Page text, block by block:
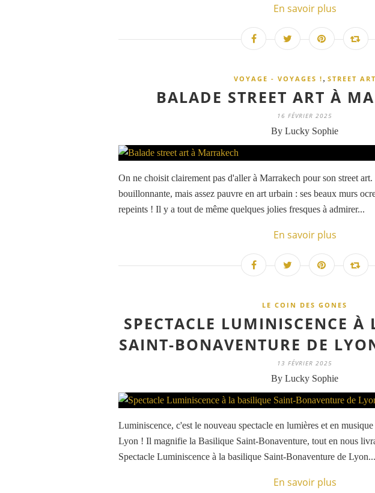
En savoir plus
VOYAGE - VOYAGES ! , STREET ART
BALADE STREET ART À
16 FÉVRIER 2025
By Lucky Sophie
On ne choisit clairement pas d'aller à Marrakech pour son street
bouillonnante, mais assez pauvre en art urbain : ses beaux murs
repeints ! Il y a tout de même quelques jolies fresques à admirer...
En savoir plus
LE COIN DES GONES
SPECTACLE LUMINISCENCE À
SAINT-BONAVENTURE DE
13 FÉVRIER 2025
By Lucky Sophie
Luminiscence, c'est le nouveau spectacle en lumières et en
Lyon ! Il magnifie la Basilique Saint-Bonaventure, tout en nous
Spectacle Luminiscence à la basilique Saint-Bonaventure de Lyon...
En savoir plus